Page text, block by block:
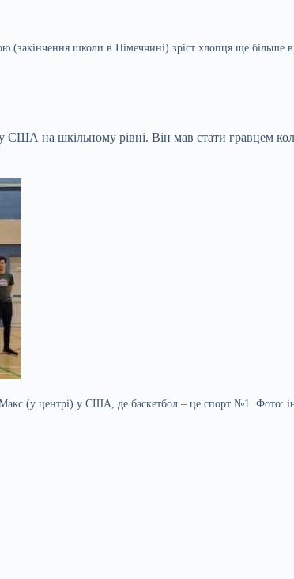
школи в Німеччині) зріст хлопця ще більше
на шкільному рівні. Він мав стати гравцем
(у центрі) у США, де баскетбол – це спорт №1. Фото: